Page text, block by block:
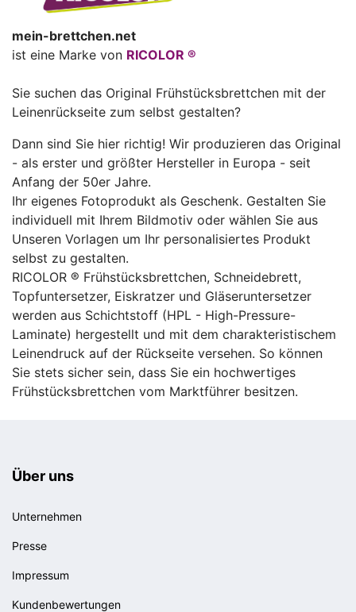
mein-brettchen.net
ist eine Marke von RICOLOR ®
Sie suchen das Original Frühstücksbrettchen mit der
Leinenrückseite zum selbst gestalten?
Dann sind Sie hier richtig! Wir produzieren das Original
- als erster und größter Hersteller in Europa - seit
Anfang der 50er Jahre.
Ihr eigenes Fotoprodukt als Geschenk. Gestalten Sie
individuell mit Ihrem Bildmotiv oder wählen Sie aus
Unseren Vorlagen um Ihr personalisiertes Produkt
selbst zu gestalten.
RICOLOR ® Frühstücksbrettchen, Schneidebrett,
Topfuntersetzer, Eiskratzer und Gläseruntersetzer
werden aus Schichtstoff (HPL - High-Pressure-
Laminate) hergestellt und mit dem charakteristischem
Leinendruck auf der Rückseite versehen. So können
Sie stets sicher sein, dass Sie ein hochwertiges
Frühstücksbrettchen vom Marktführer besitzen.
Über uns
Unternehmen
Presse
Impressum
Kundenbewertungen